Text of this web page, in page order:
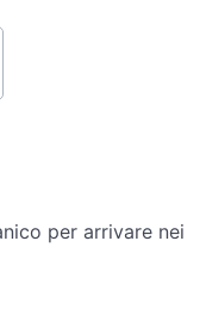
per arrivare nei